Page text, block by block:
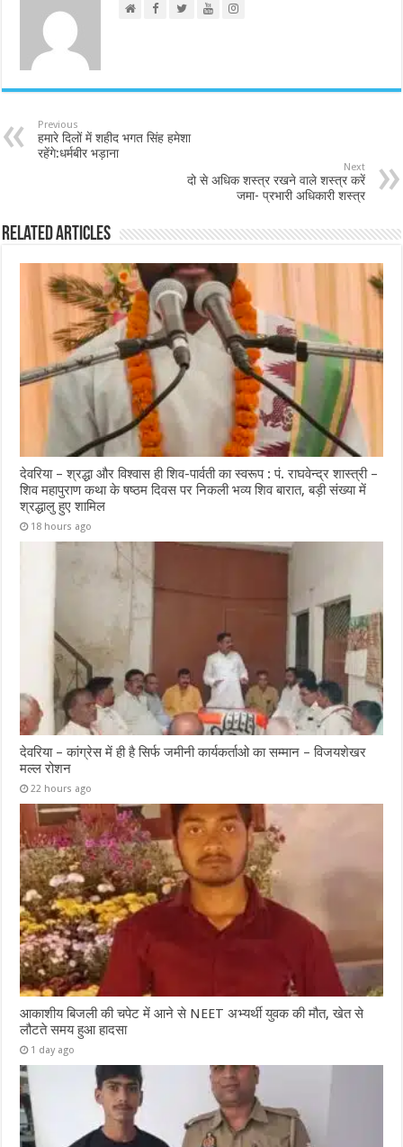
Previous
हमारे दिलों में शहीद भगत सिंह हमेशा
रहेंगे:धर्मबीर भड़ाना
Next
दो से अधिक शस्त्र रखने वाले शस्त्र करें
जमा- प्रभारी अधिकारी शस्त्र
Related Articles
देवरिया – श्रद्धा और विश्वास ही शिव-पार्वती का स्वरूप : पं. राघवेन्द्र शास्त्री –
शिव महापुराण कथा के षष्ठम दिवस पर निकली भव्य शिव बारात, बड़ी संख्या में
श्रद्धालु हुए शामिल
18 hours ago
देवरिया – कांग्रेस में ही है सिर्फ जमीनी कार्यकर्ताओ का सम्मान – विजयशेखर
मल्ल रोशन
22 hours ago
आकाशीय बिजली की चपेट में आने से NEET अभ्यर्थी युवक की मौत, खेत से
लौटते समय हुआ हादसा
1 day ago